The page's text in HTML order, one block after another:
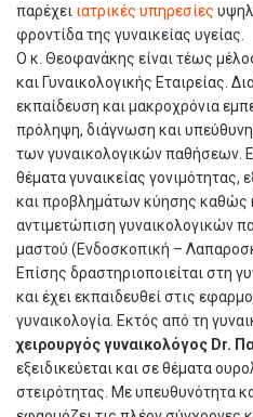
παρέχει ιατρικές υπηρεσίες
φροντίδα της γυναικείας υγείας.
Ο κ. Θεοφανάκης είναι τέως
και Γυναικολογικής Εταιρείας.
εκπαίδευση και μακροχρόνια
πρόληψη, διάγνωση και
των γυναικολογικών παθήσεων.
θέματα γυναικείας
και προβλημάτων κύησης καθώς
αντιμετώπιση γυναικολογικών
μαστού (Ενδοσκοπική –
Επίσης δραστηριοποιείται στη
και έχει εκπαιδευθεί στις
γυναικολογία. Εκτός από τη
χειρουργός γυναικολόγος Dr.
εξειδικεύεται και σε θέματα
στειρότητας. Με υπευθυνότητα